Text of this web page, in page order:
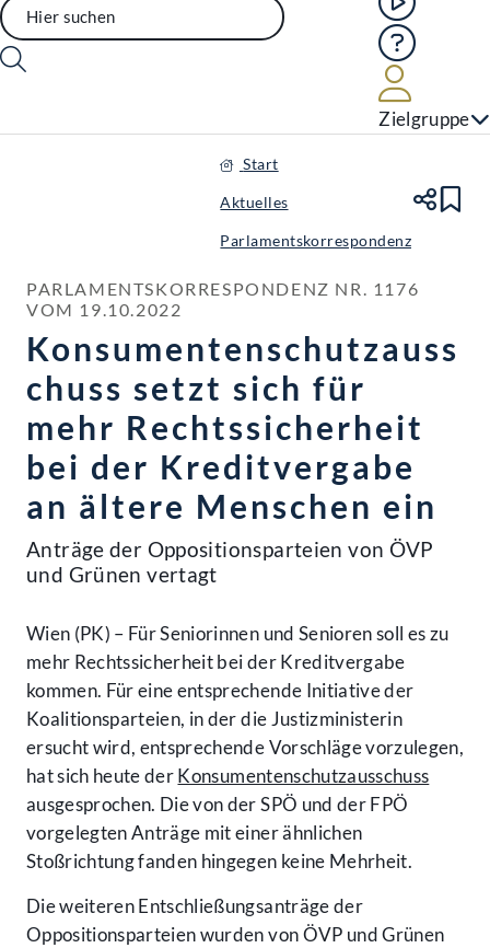
Hilfe
Zielgruppe
Start
Aktuelles
Parlamentskorrespondenz
PARLAMENTSKORRESPONDENZ NR. 1176
VOM 19.10.2022
Konsumentenschutzauss
chuss setzt sich für
mehr Rechtssicherheit
bei der Kreditvergabe
an ältere Menschen ein
Anträge der Oppositionsparteien von ÖVP
und Grünen vertagt
Wien (PK) – Für Seniorinnen und Senioren soll es zu
mehr Rechtssicherheit bei der Kreditvergabe
kommen. Für eine entsprechende Initiative der
Koalitionsparteien, in der die Justizministerin
ersucht wird, entsprechende Vorschläge vorzulegen,
hat sich heute derKonsumentenschutzausschuss
ausgesprochen. Die von der SPÖ und der FPÖ
vorgelegten Anträge mit einer ähnlichen
Stoßrichtung fanden hingegen keine Mehrheit.
Die weiteren Entschließungsanträge der
Oppositionsparteien wurden von ÖVP und Grünen